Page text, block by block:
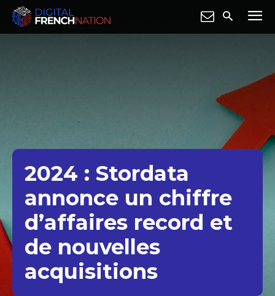
2024 : Stordata
annonce un chiffre
d’affaires record et
de nouvelles
acquisitions